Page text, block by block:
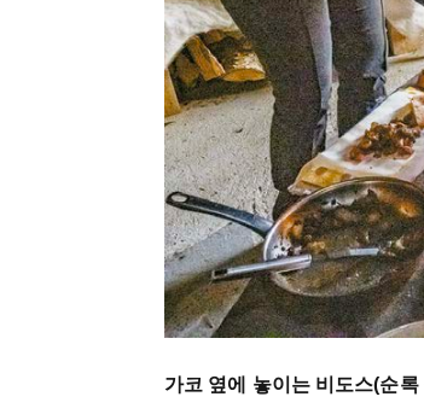
가코 옆에 놓이는 비도스(순록